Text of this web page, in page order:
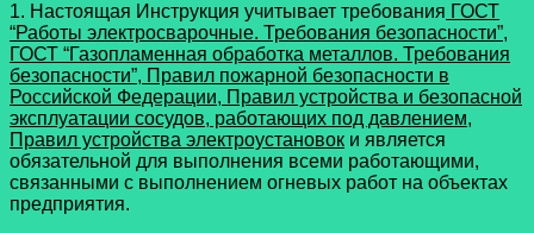
1. Настоящая Инструкция учитывает требования ГОСТ
“Работы электросварочные. Тре­бо­вания безопасности”,
ГОСТ “Газо­пла­менная обработка металлов. Требования
безопасности”, Правил пожарной безопасности в
Российской Федерации, Правил устройства и безопасной
эксплуатации сосудов, работающих под давлением,
Правил устройства электроустановок и является
обязательной для выполнения всеми работающими,
связанными с выполнением огневых работ на объектах
предприятия.